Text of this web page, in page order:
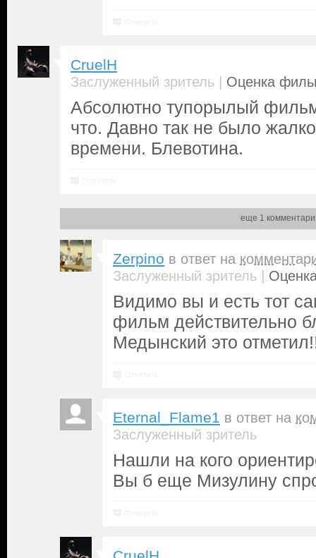
CruelH
Заслуженный зритель | Оценка
Абсолютно тупорылый
что. Давно так не было
времени. Блевотина.
еще 1
Zerpino в ответ на
Заслуженный зритель |
Видимо вы и есть тот
фильм действительно
Медынский это
Eternal_Flame1 в ответ на
Заслуженный зритель
Нашли на кого
Вы б еще Мизулину